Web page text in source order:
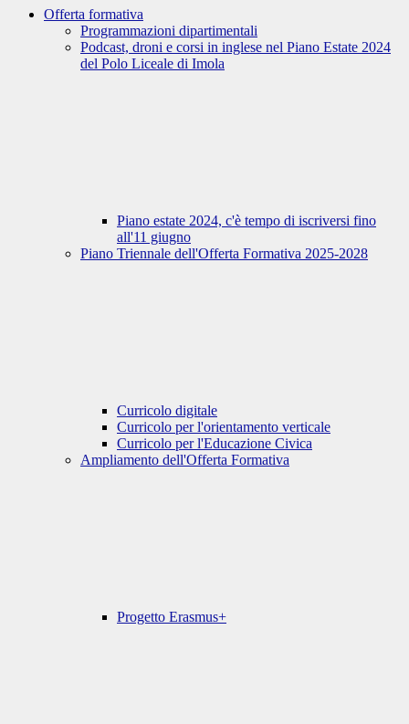
Offerta formativa
Programmazioni dipartimentali
Podcast, droni e corsi in inglese nel Piano Estate 2024
del Polo Liceale di Imola
Piano estate 2024, c'è tempo di iscriversi fino
all'11 giugno
Piano Triennale dell'Offerta Formativa 2025-2028
Curricolo digitale
Curricolo per l'orientamento verticale
Curricolo per l'Educazione Civica
Ampliamento dell'Offerta Formativa
Progetto Erasmus+